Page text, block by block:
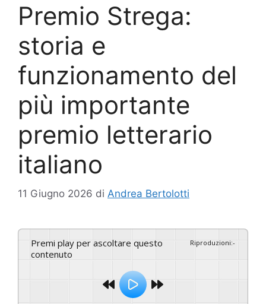
Premio Strega:
storia e
funzionamento del
più importante
premio letterario
italiano
11 Giugno 2026 di Andrea Bertolotti
Premi play per ascoltare questo
contenuto
Riproduzioni:-